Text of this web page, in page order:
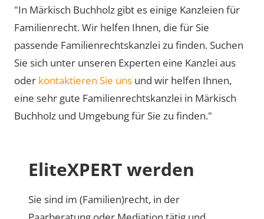
"In Märkisch Buchholz gibt es einige Kanzleien für
Familienrecht. Wir helfen Ihnen, die für Sie
passende Familienrechtskanzlei zu finden. Suchen
Sie sich unter unseren Experten eine Kanzlei aus
oder kontaktieren Sie uns und wir helfen Ihnen,
eine sehr gute Familienrechtskanzlei in Märkisch
Buchholz und Umgebung für Sie zu finden."
EliteXPERT werden
Sie sind im (Familien)recht, in der